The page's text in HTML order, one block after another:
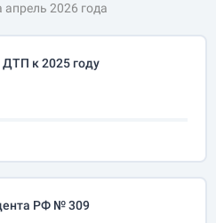
2026 года
ДТП к 2025 году
РФ № 309